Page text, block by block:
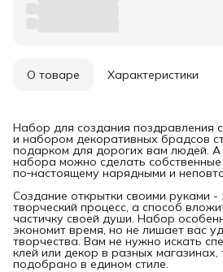
О товаре Характеристики
Набор для создания поздравления
и набором декоративных брадсов
подарком для дорогих вам людей.
набора можно сделать собственные
по‑настоящему нарядными и
Создание открытки своими руками -
творческий процесс, а способ
частичку своей души. Набор
экономит время, но не лишает вас
творчества. Вам не нужно искать
клей или декор в разных магазинах,
подобрано в едином стиле.